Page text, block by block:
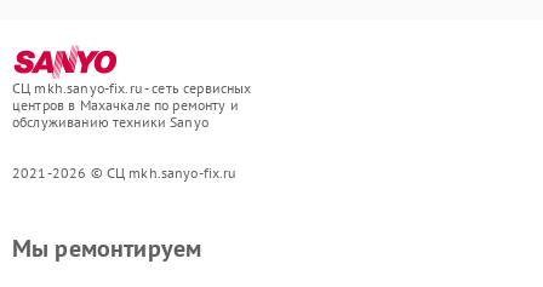
СЦ mkh.sanyo-fix.ru - сеть сервисных
центров в Махачкале по ремонту и
обслуживанию техники Sanyo
2021-2026 © СЦ mkh.sanyo-fix.ru
Мы ремонтируем